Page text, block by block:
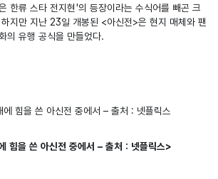
한류 스타 전지현'의 등장이라는 수식어를 빼곤 크
지만 지난 23일 개봉된 <아신전>은 현지 매체와 팬
의 유행 공식을 만들었다.
힘을 쓴 아신전 중에서 – 출처 : 넷플릭스>